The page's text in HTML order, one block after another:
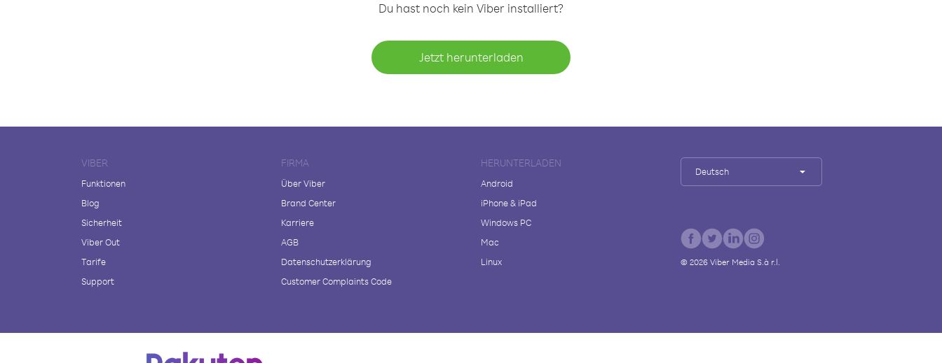
Du hast noch kein Viber installiert?
Jetzt herunterladen
VIBER
Funktionen
Blog
Sicherheit
Viber Out
Tarife
Support
FIRMA
Über Viber
Brand Center
Karriere
AGB
Datenschutzerklärung
Customer Complaints Code
HERUNTERLADEN
Android
iPhone & iPad
Windows PC
Mac
Linux
Deutsch
© 2026 Viber Media S.à r.l.